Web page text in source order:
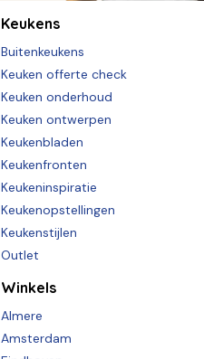
Keukens
Buitenkeukens
Keuken offerte check
Keuken onderhoud
Keuken ontwerpen
Keukenbladen
Keukenfronten
Keukeninspiratie
Keukenopstellingen
Keukenstijlen
Outlet
Winkels
Almere
Amsterdam